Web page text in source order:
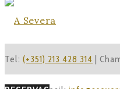
Tel: (+351) 213 428 314 |